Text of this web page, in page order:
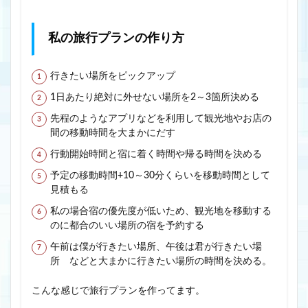
私の旅行プランの作り方
行きたい場所をピックアップ
1日あたり絶対に外せない場所を2～3箇所決める
先程のようなアプリなどを利用して観光地やお店の
間の移動時間を大まかにだす
行動開始時間と宿に着く時間や帰る時間を決める
予定の移動時間+10～30分くらいを移動時間として
見積もる
私の場合宿の優先度が低いため、観光地を移動する
のに都合のいい場所の宿を予約する
午前は僕が行きたい場所、午後は君が行きたい場
所 などと大まかに行きたい場所の時間を決める。
こんな感じで旅行プランを作ってます。